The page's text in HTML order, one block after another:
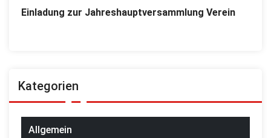
Einladung zur Jahreshauptversammlung Verein
Kategorien
Allgemein